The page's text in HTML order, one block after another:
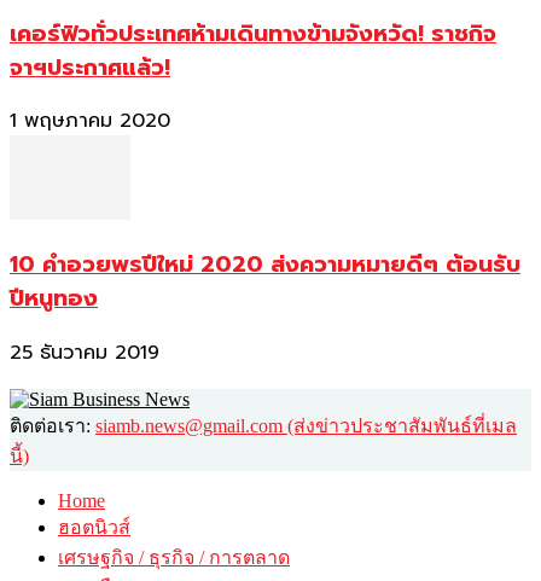
เคอร์ฟิวทั่วประเทศห้ามเดินทางข้ามจังหวัด! ราชกิจ
จาฯประกาศแล้ว!
1 พฤษภาคม 2020
10 คำอวยพรปีใหม่ 2020 ส่งความหมายดีๆ ต้อนรับ
ปีหนูทอง
25 ธันวาคม 2019
ติดต่อเรา: siamb.news@gmail.com (ส่งข่าวประชาสัมพันธ์ที่เมล
นี้)
Home
ฮอตนิวส์
เศรษฐกิจ / ธุรกิจ / การตลาด